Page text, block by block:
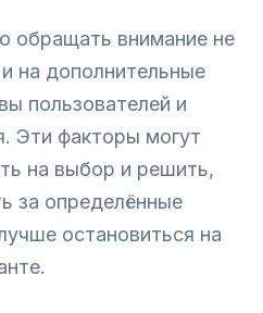
обращать внимание не
на дополнительные
пользователей и
Эти факторы могут
на выбор и решить,
за определённые
остановиться на